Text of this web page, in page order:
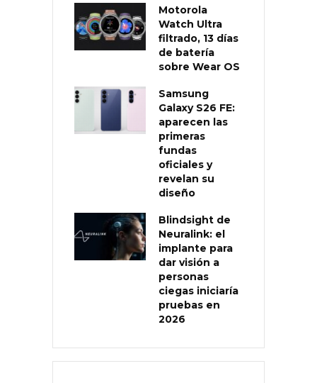
Motorola
Watch Ultra
filtrado, 13 días
de batería
sobre Wear OS
Samsung
Galaxy S26 FE:
aparecen las
primeras
fundas
oficiales y
revelan su
diseño
Blindsight de
Neuralink: el
implante para
dar visión a
personas
ciegas iniciaría
pruebas en
2026